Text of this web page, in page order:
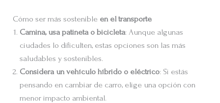
Cómo ser más sostenible en el transporte
Camina, usa patineta o bicicleta: Aunque algunas
ciudades lo dificulten, estas opciones son las más
saludables y sostenibles.
Considera un vehículo híbrido o eléctrico: Si estás
pensando en cambiar de carro, elige una opción con
menor impacto ambiental.